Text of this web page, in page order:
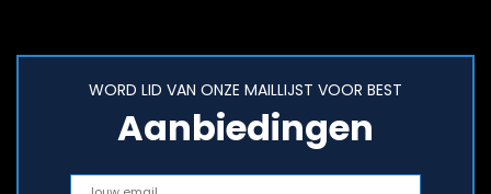
WORD LID VAN ONZE MAILLIJST VOOR BEST
Aanbiedingen